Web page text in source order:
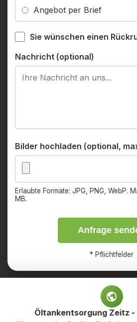
Angebot per Brief
Sie wünschen einen
Nachricht (optional)
Bilder hochladen (optional,
Erlaubte Formate: JPG, PNG, WebP.
MB.
Anfrage
* Pflichtfelder
Impressum
Öltankentsorgung Zeitz